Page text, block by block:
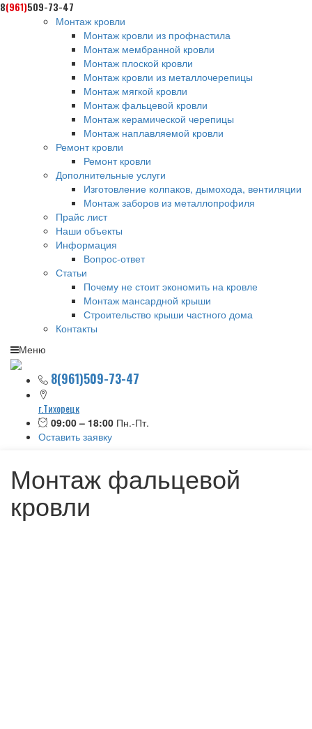
8(961)509-73-47
Монтаж кровли
Монтаж кровли из профнастила
Монтаж мембранной кровли
Монтаж плоской кровли
Монтаж кровли из металлочерепицы
Монтаж мягкой кровли
Монтаж фальцевой кровли
Монтаж керамической черепицы
Монтаж наплавляемой кровли
Ремонт кровли
Ремонт кровли
Дополнительные услуги
Изготовление колпаков, дымохода, вентиляции
Монтаж заборов из металлопрофиля
Прайс лист
Наши объекты
Информация
Вопрос-ответ
Статьи
Почему не стоит экономить на кровле
Монтаж мансардной крыши
Строительство крыши частного дома
Контакты
Меню
8(961)509-73-47
г.Тихорецк
09:00 – 18:00 Пн.-Пт.
Оставить заявку
Монтаж фальцевой
кровли